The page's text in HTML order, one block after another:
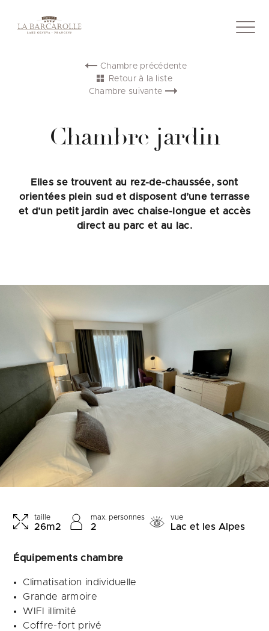
content
Chambre précédente
Retour à la liste
Chambre suivante
Chambre jardin
Elles se trouvent au rez-de-chaussée, sont
orientées plein sud et disposent d’une terrasse
et d’un petit jardin avec chaise-longue et accès
direct au parc et au lac.
taille
26m2
max. personnes
2
vue
Lac et les Alpes
Équipements chambre
Climatisation individuelle
Grande armoire
WIFI illimité
Coffre-fort privé